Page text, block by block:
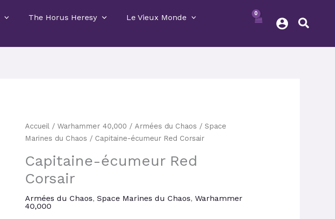
The Horus Heresy
Le Vieux Monde
Accueil /Warhammer 40,000 /Armées du Chaos /Space
Marines du Chaos / Capitaine-écumeur Red Corsair
Capitaine-écumeur Red
Corsair
Armées du Chaos,Space Marines du Chaos,Warhammer
40,000
Le
prix
était :
34,50 €.
Le
prix
est :
quantité
de
écumeur
Red